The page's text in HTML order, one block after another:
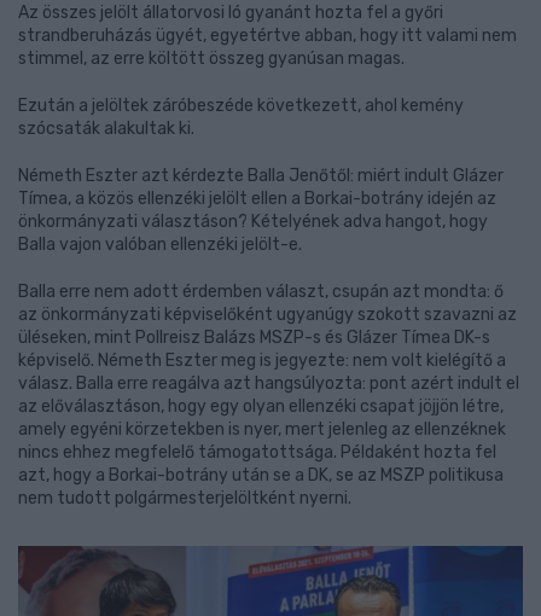
Az összes jelölt állatorvosi ló gyanánt hozta fel a győri
strandberuházás ügyét, egyetértve abban, hogy itt valami nem
stimmel, az erre költött összeg gyanúsan magas.
Ezután a jelöltek záróbeszéde következett, ahol kemény
szócsaták alakultak ki.
Németh Eszter azt kérdezte Balla Jenőtől: miért indult Glázer
Tímea, a közös ellenzéki jelölt ellen a Borkai-botrány idején az
önkormányzati választáson? Kételyének adva hangot, hogy
Balla vajon valóban ellenzéki jelölt-e.
Balla erre nem adott érdemben választ, csupán azt mondta: ő
az önkormányzati képviselőként ugyanúgy szokott szavazni az
üléseken, mint Pollreisz Balázs MSZP-s és Glázer Tímea DK-s
képviselő. Németh Eszter meg is jegyezte: nem volt kielégítő a
válasz. Balla erre reagálva azt hangsúlyozta: pont azért indult el
az előválasztáson, hogy egy olyan ellenzéki csapat jöjjön létre,
amely egyéni körzetekben is nyer, mert jelenleg az ellenzéknek
nincs ehhez megfelelő támogatottsága. Példaként hozta fel
azt, hogy a Borkai-botrány után se a DK, se az MSZP politikusa
nem tudott polgármesterjelöltként nyerni.